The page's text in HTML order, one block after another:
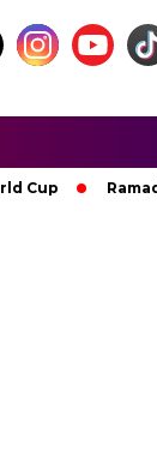
Ramadan: A